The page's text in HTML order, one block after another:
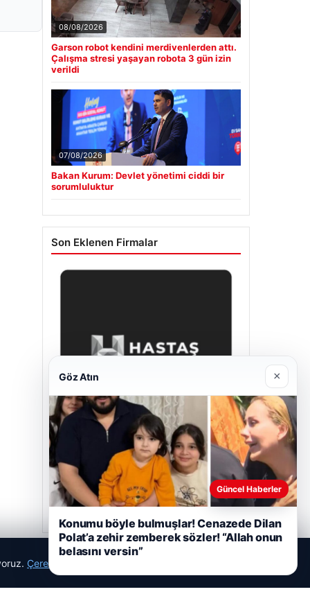
08/08/2026
Garson robot kendini merdivenlerden attı.
Çalışma stresi yaşayan robota 3 gün izin
verildi
07/08/2026
Bakan Kurum: Devlet yönetimi ciddi bir
sorumluluktur
Son Eklenen Firmalar
Hastaş Beton
26/05/2026
Çerez Politikamız
Göz Atın ×
Güncel Haberler
Konumu böyle bulmuşlar! Cenazede Dilan
Polat’a zehir zemberek sözler! “Allah onun
belasını versin”